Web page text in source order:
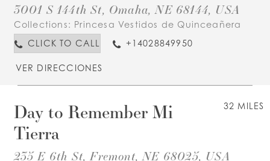
3001 S 144th St, Omaha, NE 68144, USA
Collections: Princesa Vestidos de Quinceañera
CLICK TO CALL
+14028849950
VER DIRECCIONES
32 MILES
Day to Remember Mi
Tierra
235 E 6th St, Fremont, NE 68025, USA